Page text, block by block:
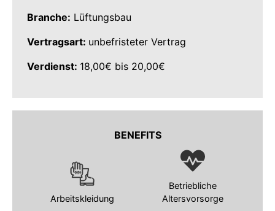
Branche: Lüftungsbau
Vertragsart: unbefristeter Vertrag
Verdienst: 18,00€ bis 20,00€
BENEFITS
Arbeitskleidung
Betriebliche
Altersvorsorge